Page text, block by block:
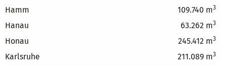
Hamm 109.740 m3
Hanau 63.262 m3
Honau 245.412 m3
Karlsruhe 211.089 m3